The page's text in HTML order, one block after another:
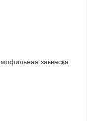
закваска